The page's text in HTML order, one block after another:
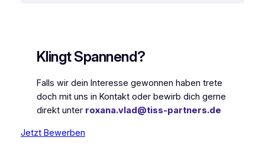
Klingt Spannend?
Falls wir dein Interesse gewonnen haben trete
doch mit uns in Kontakt oder bewirb dich gerne
direkt unter roxana.vlad@tiss-partners.de
Jetzt Bewerben